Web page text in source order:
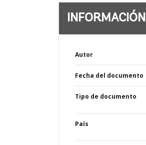
INFORMACIÓN
Autor
Fecha del documento
Tipo de documento
País